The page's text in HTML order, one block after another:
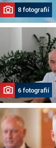
8 fotografií
6 fotografií